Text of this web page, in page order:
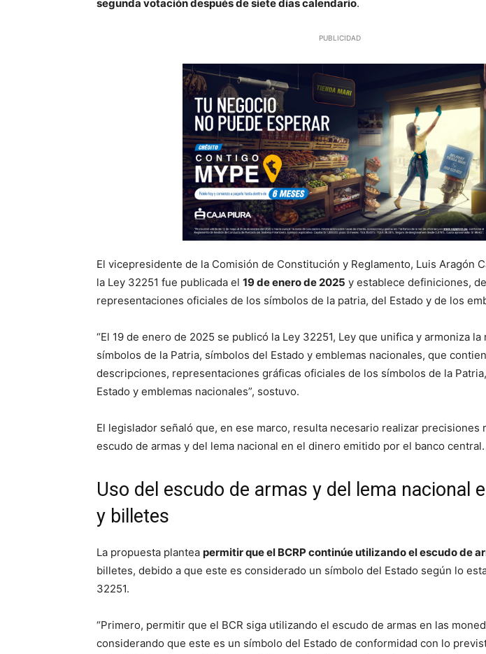
segunda votación después de siete días calendario.
PUBLICIDAD
El vicepresidente de la Comisión de Constitución y Reglamento, Luis Aragón
la Ley 32251 fue publicada el 19 de enero de 2025 y establece definiciones,
representaciones oficiales de los símbolos de la patria, del Estado y de los
“El 19 de enero de 2025 se publicó la Ley 32251, Ley que unifica y armoniza
símbolos de la Patria, símbolos del Estado y emblemas nacionales, que
descripciones, representaciones gráficas oficiales de los símbolos de la
Estado y emblemas nacionales”, sostuvo.
El legislador señaló que, en ese marco, resulta necesario realizar precisiones
escudo de armas y del lema nacional en el dinero emitido por el banco central.
Uso del escudo de armas y del lema nacional
y billetes
La propuesta plantea permitir que el BCRP continúe utilizando el escudo de
billetes, debido a que este es considerado un símbolo del Estado según lo
32251.
“Primero, permitir que el BCR siga utilizando el escudo de armas en las
considerando que este es un símbolo del Estado de conformidad con lo